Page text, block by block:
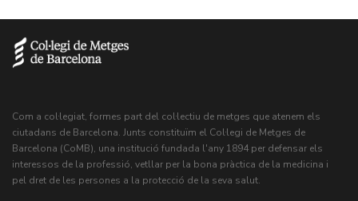
Com a col·legiat, formes part del col·lectiu de metges que atenem els
ciutadans de Barcelona. Junts constituïm el Col·legi de Metges de
Barcelona (CoMB), una institució fundada l'any 1894 per defensar els
interessos de la professió, vetllar per la bona pràctica de la medicina i
pel dret de les persones a la protecció de la seva salut.